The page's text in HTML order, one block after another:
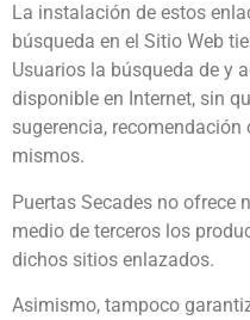
La instalación de estos
búsqueda en el Sitio Web
Usuarios la búsqueda de y
disponible en Internet, sin
sugerencia,
mismos.
Puertas Secades no ofrece
medio de terceros los
dichos sitios enlazados.
Asimismo, tampoco